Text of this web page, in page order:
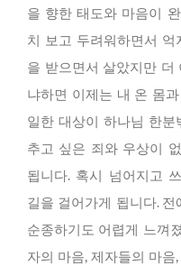
을 향한 태도와 마음이
치 보고 두려워하면서
을 받으면서 살았지만 더
냐하면 이제는 내 온 몸
일한 대상이 하나님 한
추고 싶은 죄와 우상이
됩니다. 혹시 넘어지고
길을 걸어가게 됩니다.
순종하기도 어렵게 느껴
자의 마음, 제자들의 마